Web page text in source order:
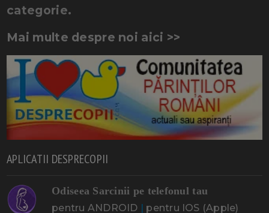
categorie.
Mai multe despre noi aici >>
APLICATII DESPRECOPII
Odiseea Sarcinii pe telefonul tau
pentru ANDROID pentru IOS (Apple)